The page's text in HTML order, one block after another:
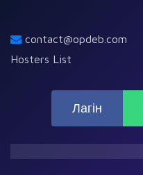
contact@opdeb.com
Hosters List
Лагін